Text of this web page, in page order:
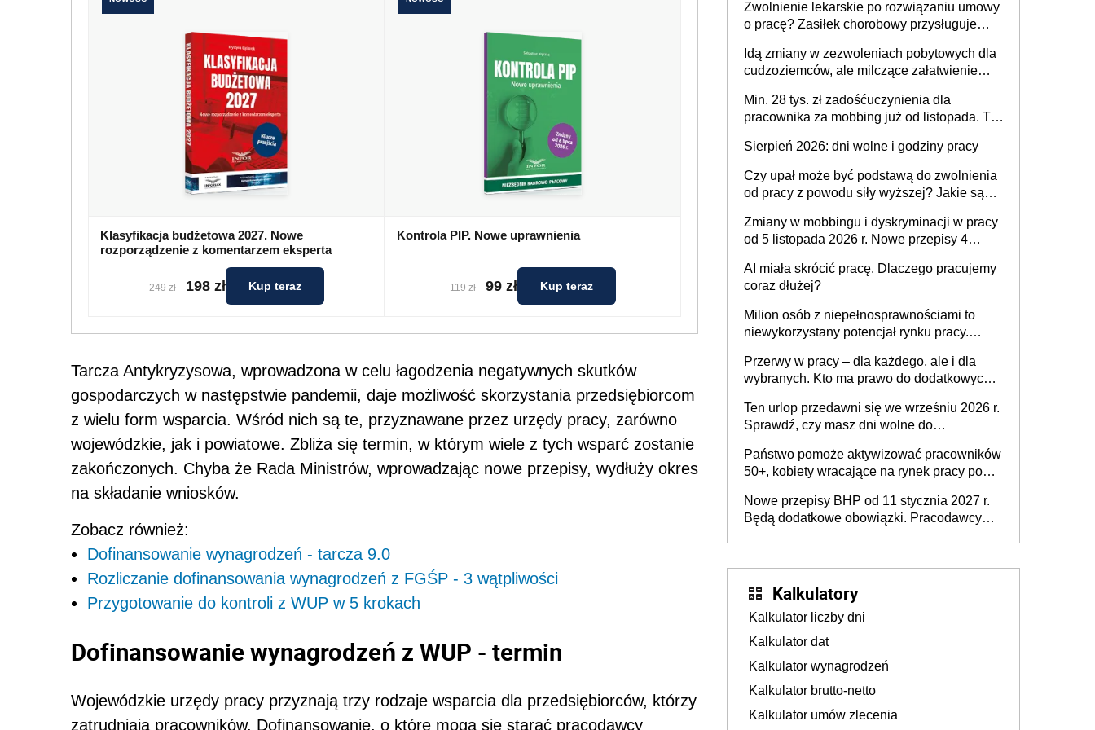
Klasyfikacja budżetowa 2027. Nowe
rozporządzenie z komentarzem eksperta
249 zł 198 zł Kup teraz
Kontrola PIP. Nowe uprawnienia
119 zł 99 zł Kup teraz
Tarcza Antykryzysowa, wprowadzona w celu łagodzenia negatywnych skutków
gospodarczych w następstwie pandemii, daje możliwość skorzystania przedsiębiorcom
z wielu form wsparcia. Wśród nich są te, przyznawane przez urzędy pracy, zarówno
wojewódzkie, jak i powiatowe. Zbliża się termin, w którym wiele z tych wsparć zostanie
zakończonych. Chyba że Rada Ministrów, wprowadzając nowe przepisy, wydłuży okres
na składanie wniosków.
Zobacz również:
Dofinansowanie wynagrodzeń - tarcza 9.0
Rozliczanie dofinansowania wynagrodzeń z FGŚP - 3 wątpliwości
Przygotowanie do kontroli z WUP w 5 krokach
Dofinansowanie wynagrodzeń z WUP - termin
Wojewódzkie urzędy pracy przyznają trzy rodzaje wsparcia dla przedsiębiorców, którzy
zatrudniają pracowników. Dofinansowanie, o które mogą się starać pracodawcy
Zwolnienie lekarskie po rozwiązaniu umowy
o pracę? Zasiłek chorobowy przysługuje
dni od ustania stosunku pracy
Idą zmiany w zezwoleniach pobytowych dla
cudzoziemców, ale milczące załatwienie
Min. 28 tys. zł zadośćuczynienia dla
pracownika za mobbing już od listopada. To
zespołu
Sierpień 2026: dni wolne i godziny pracy
Czy upał może być podstawą do zwolnienia
od pracy z powodu siły wyższej? Jakie są
Zmiany w mobbingu i dyskryminacji w pracy
od 5 listopada 2026 r. Nowe przepisy 4
Ustaw
AI miała skrócić pracę. Dlaczego pracujemy
coraz dłużej?
Milion osób z niepełnosprawnościami to
niewykorzystany potencjał rynku pracy.
dofinansowań czy refundacji, ale bariery po
stronie systemu i świadomości
pracodawców [WYWIAD]
Przerwy w pracy – dla każdego, ale i dla
wybranych. Kto ma prawo do dodatkowych
Ten urlop przedawni się we wrześniu 2026 r.
Sprawdź, czy masz dni wolne do
Państwo pomoże aktywizować pracowników
50+, kobiety wracające na rynek pracy po
osoby neuroatypowe. Powstanie Fundusz
na rzecz Inkluzywności w Zatrudnianiu?
Nowe przepisy BHP od 11 stycznia 2027 r.
Będą dodatkowe obowiązki. Pracodawcy
Kalkulatory
Kalkulator liczby dni
Kalkulator dat
Kalkulator wynagrodzeń
Kalkulator brutto-netto
Kalkulator umów zlecenia